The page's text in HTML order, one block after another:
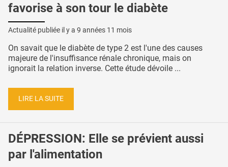
favorise à son tour le diabète
Actualité publiée il y a 9 années 11 mois
On savait que le diabète de type 2 est l'une des causes
majeure de l'insuffisance rénale chronique, mais on
ignorait la relation inverse. Cette étude dévoile ...
LIRE LA SUITE
DÉPRESSION: Elle se prévient aussi
par l'alimentation